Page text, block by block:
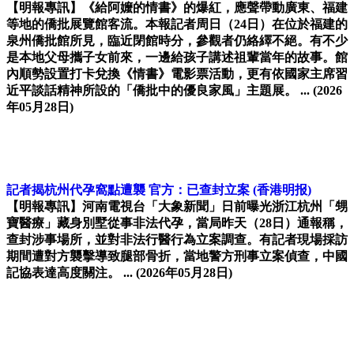
【明報專訊】《給阿嬤的情書》的爆紅，應聲帶動廣東、福建
等地的僑批展覽館客流。本報記者周日（24日）在位於福建的
泉州僑批館所見，臨近閉館時分，參觀者仍絡繹不絕。有不少
是本地父母攜子女前來，一邊給孩子講述祖輩當年的故事。館
內順勢設置打卡兌換《情書》電影票活動，更有依國家主席習
近平談話精神所設的「僑批中的優良家風」主題展。 ... (2026
年05月28日)
記者揭杭州代孕窩點遭襲 官方：已查封立案 (香港明报)
【明報專訊】河南電視台「大象新聞」日前曝光浙江杭州「甥
寶醫療」藏身別墅從事非法代孕，當局昨天（28日）通報稱，
查封涉事場所，並對非法行醫行為立案調查。有記者現場採訪
期間遭對方襲擊導致腿部骨折，當地警方刑事立案偵查，中國
記協表達高度關注。 ... (2026年05月28日)